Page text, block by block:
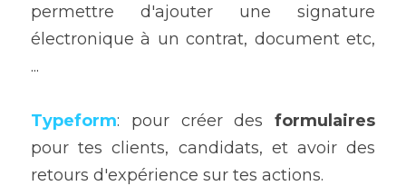
permettre d'ajouter une signature
électronique à un contrat, document etc,
...
Typeform: pour créer des formulaires
pour tes clients, candidats, et avoir des
retours d'expérience sur tes actions.